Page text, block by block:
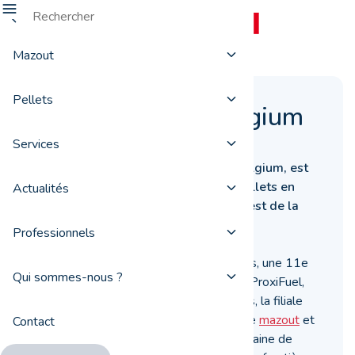
Mazout
Pellets
Services
Actualités
Professionnels
Qui sommes-nous ?
Contact
ProxiFuel East Belgium
Située à Bullange, ProxiFuel East Belgium, est
votre fournisseur de mazout et de pellets en
communauté germanophone, dans l’est de la
province de Liège.
Afin de toujours mieux servir ses clients, une 11e
antenne est venue s’ajouter au réseau ProxiFuel,
au mois de décembre 2016. Désormais, la filiale
de East Belgium assure une livraison de mazoutet
dans un rayon d’une cinquantaine de